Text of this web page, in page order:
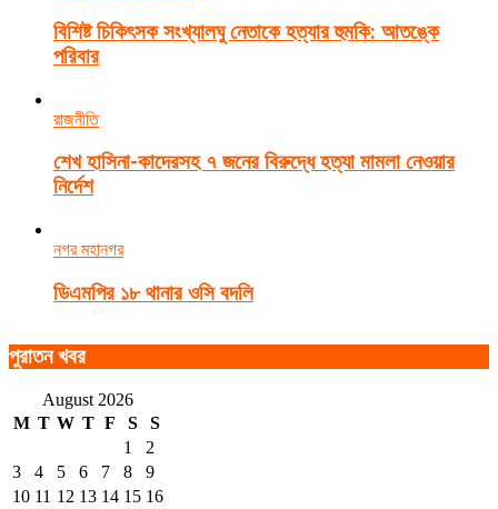
বিশিষ্ট চিকিৎসক সংখ্যালঘু নেতাকে হত্যার হুমকি: আতঙ্কে
পরিবার
রাজনীতি
শেখ হাসিনা-কাদেরসহ ৭ জনের বিরুদ্ধে হত্যা মামলা নেওয়ার
নির্দেশ
নগর মহানগর
ডিএমপির ১৮ থানার ওসি বদলি
পুরাতন খবর
August 2026
M T W T F S
S
1
2
3
4 5 6 7 8
9
10 11 12 13 14 15 16